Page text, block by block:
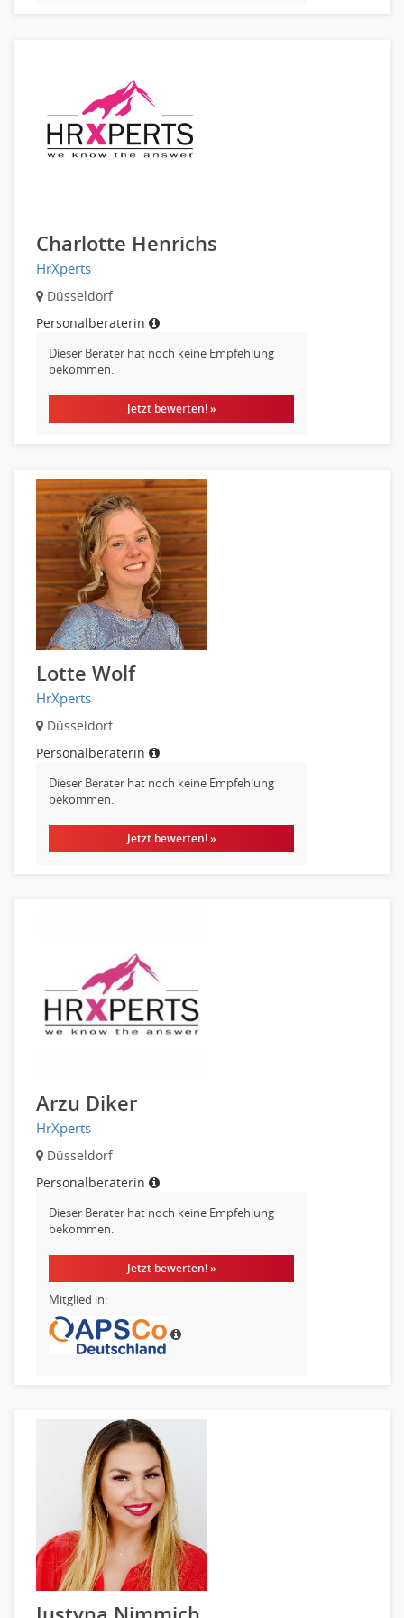
Charlotte Henrichs
HrXperts
Düsseldorf
Personalberaterin
Dieser Berater hat noch keine Empfehlung
bekommen.
Jetzt bewerten! »
Lotte Wolf
HrXperts
Düsseldorf
Personalberaterin
Dieser Berater hat noch keine Empfehlung
bekommen.
Jetzt bewerten! »
Arzu Diker
HrXperts
Düsseldorf
Personalberaterin
Dieser Berater hat noch keine Empfehlung
bekommen.
Jetzt bewerten! »
Mitglied in: